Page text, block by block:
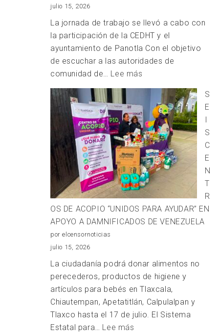
julio 15, 2026
La jornada de trabajo se llevó a cabo con
la participación de la CEDHT y el
ayuntamiento de Panotla Con el objetivo
de escuchar a las autoridades de
comunidad de… Lee más
Diálogos
entre
Justicias
con
la
SCJN
S
E
I
S
C
E
N
T
R
OS DE ACOPIO “UNIDOS PARA AYUDAR” EN
APOYO A DAMNIFICADOS DE VENEZUELA
por elcensornoticias
julio 15, 2026
La ciudadanía podrá donar alimentos no
perecederos, productos de higiene y
artículos para bebés en Tlaxcala,
Chiautempan, Apetatitlán, Calpulalpan y
Tlaxco hasta el 17 de julio. El Sistema
Estatal para… Lee más